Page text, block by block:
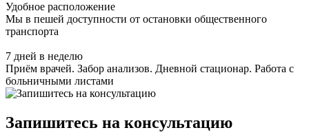
Удобное расположение
Мы в пешей доступности от остановки общественного
транспорта
7 дней в неделю
Приём врачей. Забор анализов. Дневной стационар. Работа с
больничными листами
Запишитесь на консультацию